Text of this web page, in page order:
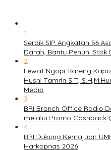
1
Serdik SIP Angkatan 56
Darah, Bantu Penuhi
2
Lewat Ngopi Bareng
Husni Tamrin S.T,
Media
3
BRI Branch Office Radio
melalui Promo Cashback
4
BRI Dukung Kemajuan
Harkopnas 2026